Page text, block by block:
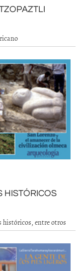
HISTÓRICOS
históricos, entre otros